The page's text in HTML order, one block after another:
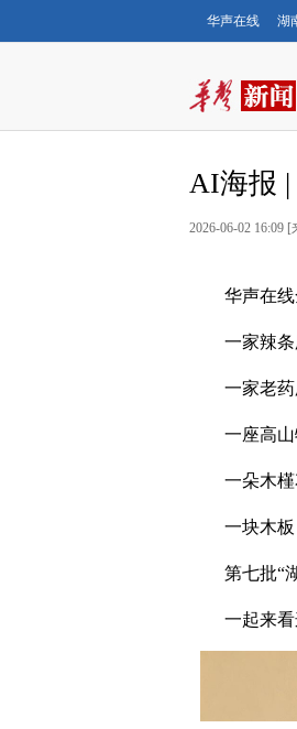
华声在线 湖
AI海报 |
2026-06-02 16:09 [
华声在
一家辣
一家老
一座高
一朵木
一块木板
第七批“
一起来